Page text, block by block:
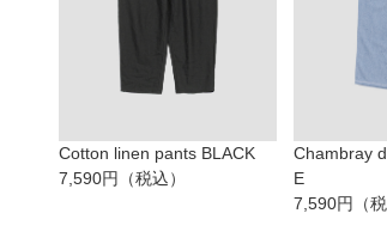
Cotton linen pants BLACK
7,590円（税込）
Chambray
E
7,590円（税